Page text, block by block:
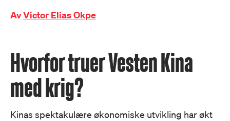
AvVictor Elias Okpe
Hvorfor truer Vesten Kina
med krig?
Kinas spektakulære økonomiske utvikling har økt